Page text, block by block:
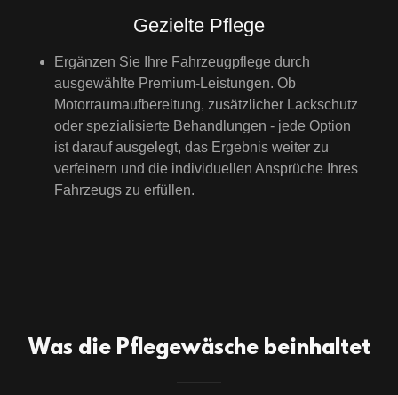
Gezielte Pflege
Ergänzen Sie Ihre Fahrzeugpflege durch
ausgewählte Premium-Leistungen. Ob
Motorraumaufbereitung, zusätzlicher Lackschutz
oder spezialisierte Behandlungen - jede Option
ist darauf ausgelegt, das Ergebnis weiter zu
verfeinern und die individuellen Ansprüche Ihres
Fahrzeugs zu erfüllen.
Was die Pflegewäsche beinhaltet